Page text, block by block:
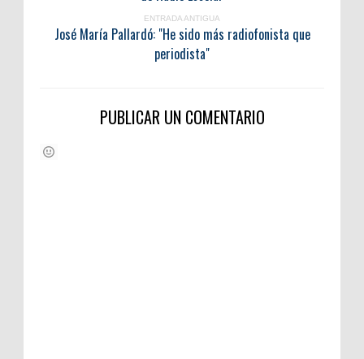
ENTRADA ANTIGUA
José María Pallardó: "He sido más radiofonista que
periodista"
PUBLICAR UN COMENTARIO